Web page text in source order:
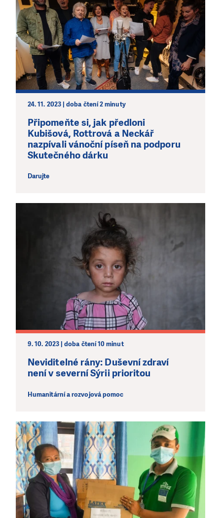
24. 11. 2023 | doba čtení 2 minuty
Připomeňte si, jak předloni
Kubišová, Rottrová a Neckář
nazpívali vánoční píseň na podporu
Skutečného dárku
Darujte
9. 10. 2023 | doba čtení 10 minut
Neviditelné rány: Duševní zdraví
není v severní Sýrii prioritou
Humanitární a rozvojová pomoc
LÍBÍ SE VÁM, CO DĚLÁME?
PODPOŘTE NÁS!
Abychom mohli pomáhat smysluplně, neobejdeme se
bez Vaší podpory. Ať už se nám rozhodnete pomoci
Klubu přátel, Vaše dary nám umožní pomoci vždy tam,